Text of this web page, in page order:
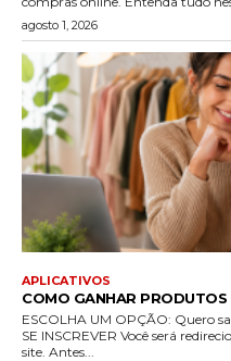
agosto 1, 2026
APLICATIVOS
COMO GANHAR PRODUTOS
ESCOLHA UM OPÇÃO: Quero saber como... GANHAR PRODUTOS
SE INSCREVER Você será redirecionado para uma recomendação neste
site. Antes...